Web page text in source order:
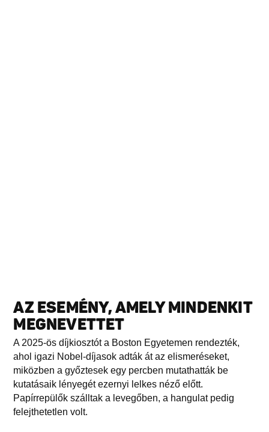
AZ ESEMÉNY, AMELY MINDENKIT
MEGNEVETTET
A 2025-ös díjkiosztót a Boston Egyetemen rendezték,
ahol igazi Nobel-díjasok adták át az elismeréseket,
miközben a győztesek egy percben mutathatták be
kutatásaik lényegét ezernyi lelkes néző előtt.
Papírrepülők szálltak a levegőben, a hangulat pedig
felejthetetlen volt.